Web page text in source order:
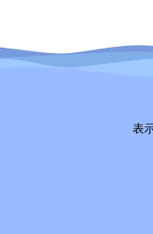
表